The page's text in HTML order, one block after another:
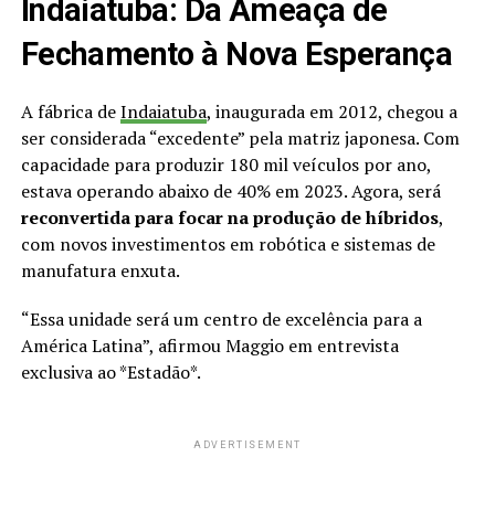
Indaiatuba: Da Ameaça de
Fechamento à Nova Esperança
A fábrica deIndaiatuba, inaugurada em 2012, chegou a
ser considerada “excedente” pela matriz japonesa. Com
capacidade para produzir 180 mil veículos por ano,
estava operando abaixo de 40% em 2023. Agora, será
reconvertida para focar na produção de híbridos,
com novos investimentos em robótica e sistemas de
manufatura enxuta.
“Essa unidade será um centro de excelência para a
América Latina”, afirmou Maggio em entrevista
exclusiva ao *Estadão*.
ADVERTISEMENT